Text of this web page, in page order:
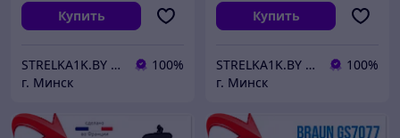
Купить
STRELKA1K.BY | Качественная бытовая техника в Вашем доме!
100%
г. Минск
Купить
STRELKA1K.BY | Качественная бытовая техника в Вашем доме!
100%
г. Минск